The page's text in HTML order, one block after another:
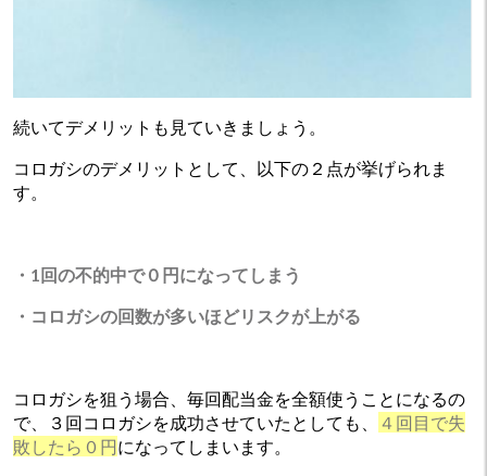
続いてデメリットも見ていきましょう。
コロガシのデメリットとして、以下の２点が挙げられま
す。
・1回の不的中で０円になってしまう
・コロガシの回数が多いほどリスクが上がる
コロガシを狙う場合、毎回配当金を全額使うことになるの
で、３回コロガシを成功させていたとしても、
４回目で失
敗したら０円になってしまいます。